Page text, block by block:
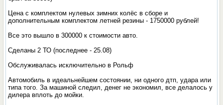
Цена с комплектом нулевых зимних колёс в сборе и
дополнительным комплектом летней резины - 1750000 рублей!
Все это вышло в 300000 к стоимости авто.
Сделаны 2 ТО (последнее - 25.08)
Обслуживалась исключительно в Рольф
Автомобиль в идеальнейшем состоянии, ни одного дтп, удара или
типа того. За машиной следил, денег не экономил, все делалось у
дилера вплоть до мойки.